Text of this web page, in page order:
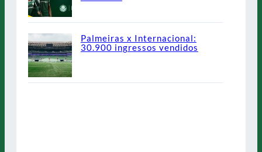
Palmeiras x Internacional:
30.900 ingressos vendidos